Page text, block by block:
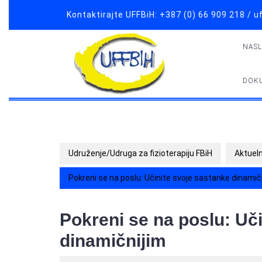
content
Kontaktirajte UFFBiH: +387 (0) 66 909 218 /
Udruženje/Udruga za fizioterapiju FBiH
Pokreni se na poslu: Učinite svoje sastanke
Pokreni se na poslu:
dinamičnijim